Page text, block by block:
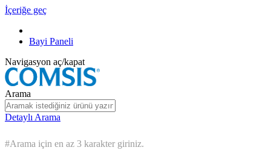
İçeriğe geç
Bayi Paneli
Navigasyon aç/kapat
Arama
Detaylı Arama
#Arama için en az 3 karakter giriniz.